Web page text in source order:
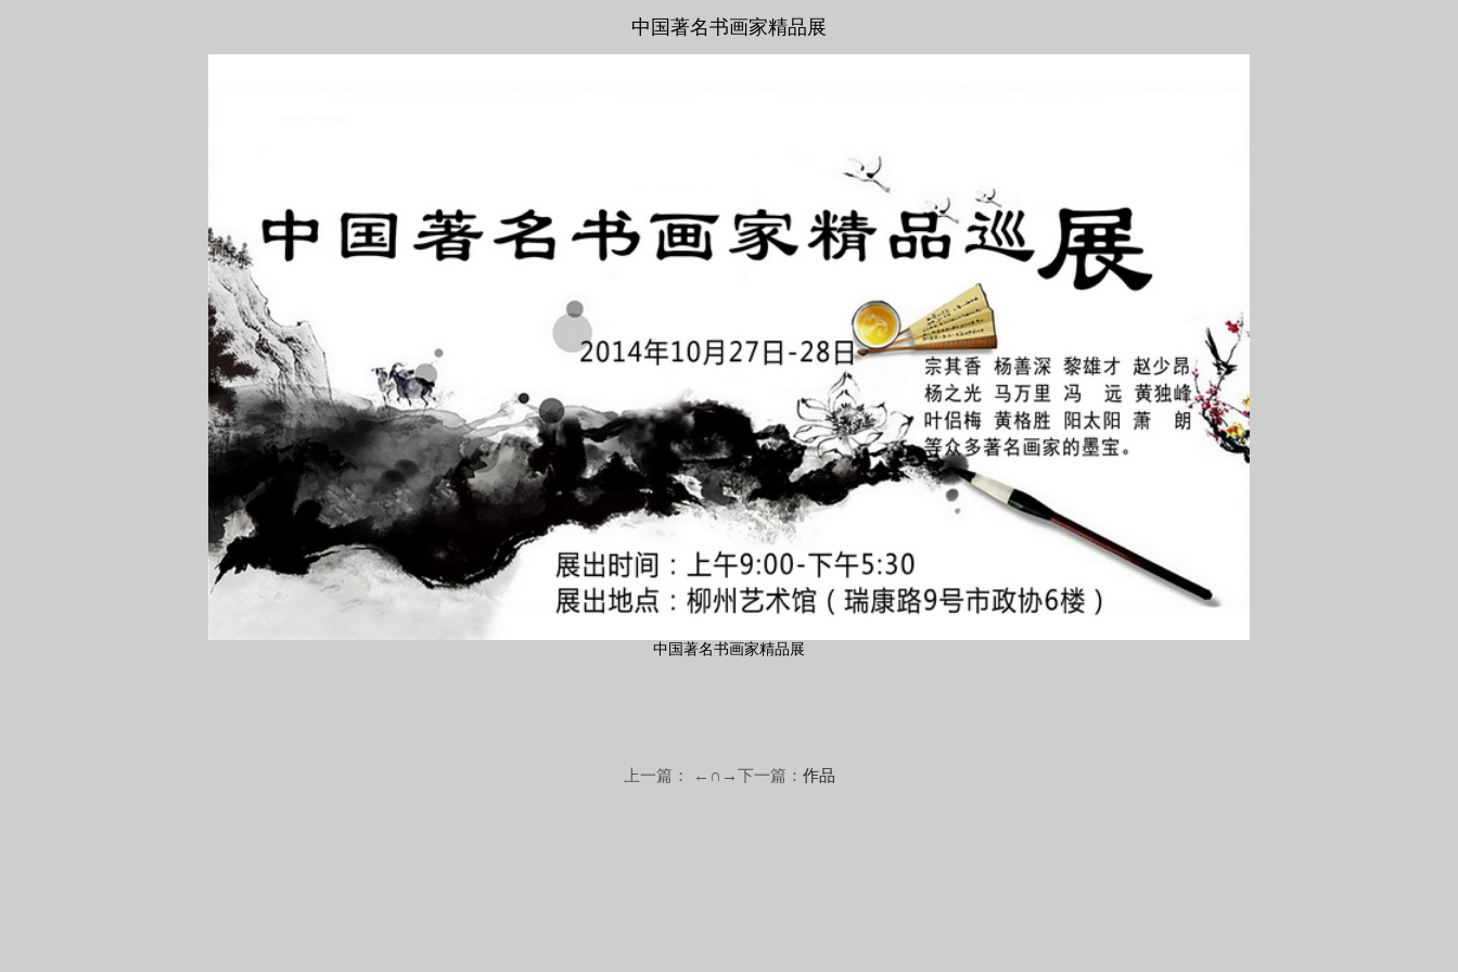
中国著名书画家精品展
中国著名书画家精品展
上一篇： ←∩→下一篇： 作品